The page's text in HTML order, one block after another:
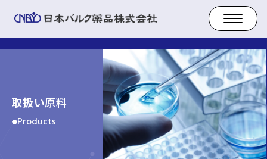
取扱い原料
Products